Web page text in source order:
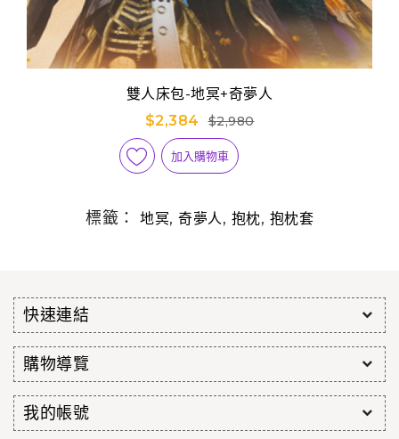
雙人床包-地冥+奇夢人
$2,384
$2,980
加入購物車
標籤： 地冥, 奇夢人, 抱枕, 抱枕套
快速連結
購物導覽
我的帳號